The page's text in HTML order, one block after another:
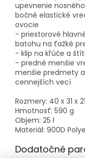
upevnenie
bočné elastické
ovocie
- priestorové
batohu na ťažké
- klip na kľúče a
- predné menšie
menšie predmety
cennejších vecí
Rozmery: 40 x 31 x
Hmotnosť: 590 g
Objem: 25 l
Materiál: 900D
Dodatočné